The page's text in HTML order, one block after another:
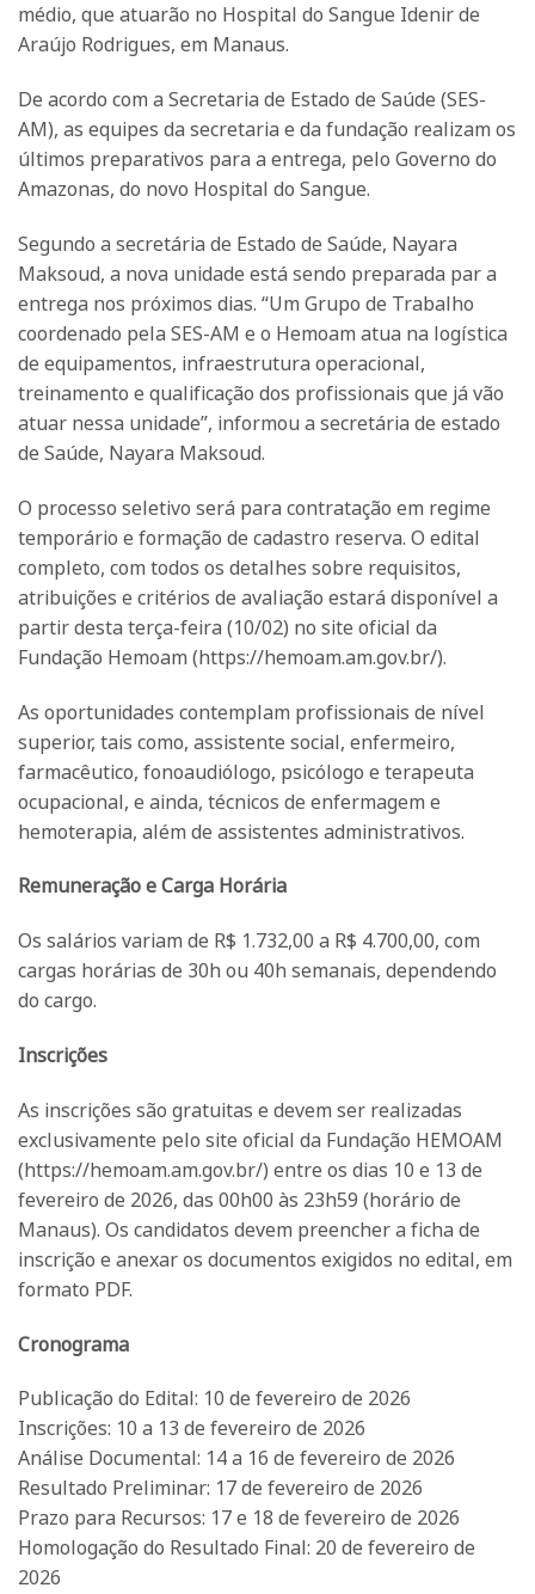
médio, que atuarão no Hospital do Sangue Idenir de
Araújo Rodrigues, em Manaus.
De acordo com a Secretaria de Estado de Saúde (SES-
AM), as equipes da secretaria e da fundação realizam os
últimos preparativos para a entrega, pelo Governo do
Amazonas, do novo Hospital do Sangue.
Segundo a secretária de Estado de Saúde, Nayara
Maksoud, a nova unidade está sendo preparada par a
entrega nos próximos dias. “Um Grupo de Trabalho
coordenado pela SES-AM e o Hemoam atua na logística
de equipamentos, infraestrutura operacional,
treinamento e qualificação dos profissionais que já vão
atuar nessa unidade”, informou a secretária de estado
de Saúde, Nayara Maksoud.
O processo seletivo será para contratação em regime
temporário e formação de cadastro reserva. O edital
completo, com todos os detalhes sobre requisitos,
atribuições e critérios de avaliação estará disponível a
partir desta terça-feira (10/02) no site oficial da
Fundação Hemoam (https://hemoam.am.gov.br/).
As oportunidades contemplam profissionais de nível
superior, tais como, assistente social, enfermeiro,
farmacêutico, fonoaudiólogo, psicólogo e terapeuta
ocupacional, e ainda, técnicos de enfermagem e
hemoterapia, além de assistentes administrativos.
Remuneração e Carga Horária
Os salários variam de R$ 1.732,00 a R$ 4.700,00, com
cargas horárias de 30h ou 40h semanais, dependendo
do cargo.
Inscrições
As inscrições são gratuitas e devem ser realizadas
exclusivamente pelo site oficial da Fundação HEMOAM
(https://hemoam.am.gov.br/) entre os dias 10 e 13 de
fevereiro de 2026, das 00h00 às 23h59 (horário de
Manaus). Os candidatos devem preencher a ficha de
inscrição e anexar os documentos exigidos no edital, em
formato PDF.
Cronograma
Publicação do Edital: 10 de fevereiro de 2026
Inscrições: 10 a 13 de fevereiro de 2026
Análise Documental: 14 a 16 de fevereiro de 2026
Resultado Preliminar: 17 de fevereiro de 2026
Prazo para Recursos: 17 e 18 de fevereiro de 2026
Homologação do Resultado Final: 20 de fevereiro de
2026